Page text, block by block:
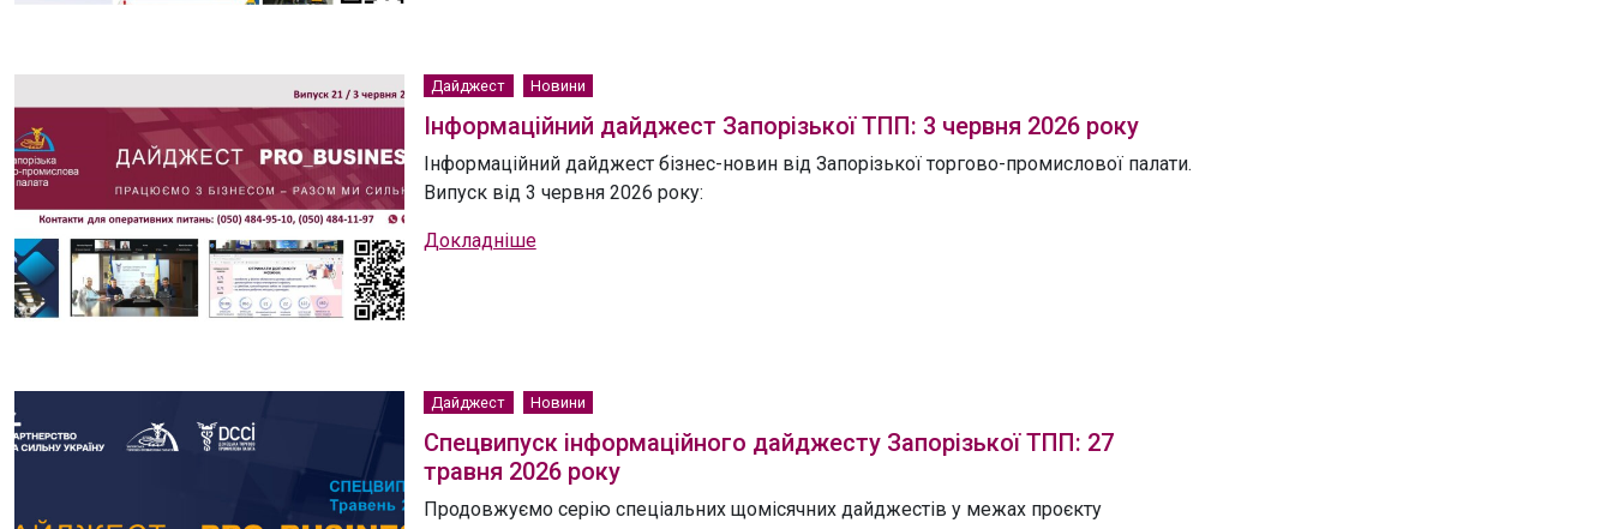
Дайджест Новини
Інформаційний дайджест Запорізької ТПП: 3 червня 2026 року
Інформаційний дайджест бізнес-новин від Запорізької торгово-промислової палати.
Випуск від 3 червня 2026 року:
Докладніше
Дайджест Новини
Спецвипуск інформаційного дайджесту Запорізької ТПП: 27
травня 2026 року
Продовжуємо серію спеціальних щомісячних дайджестів у межах проєкту